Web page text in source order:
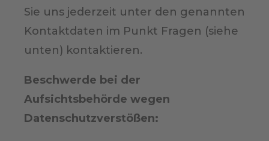
Sie uns jederzeit unter den genannten
Kontaktdaten im Punkt Fragen (siehe
unten) kontaktieren.
Beschwerde bei der
Aufsichtsbehörde wegen
Datenschutzverstößen: